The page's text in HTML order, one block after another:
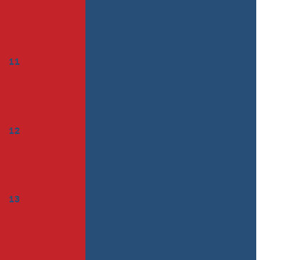
11
12
13